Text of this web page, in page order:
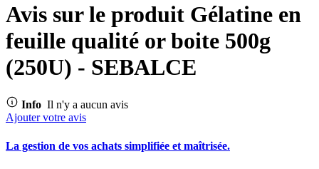
Avis sur le produit Gélatine en
feuille qualité or boite 500g
(250U) - SEBALCE
Info Il n'y a aucun avis
Ajouter votre avis
La gestion de vos achats simplifiée et maîtrisée.